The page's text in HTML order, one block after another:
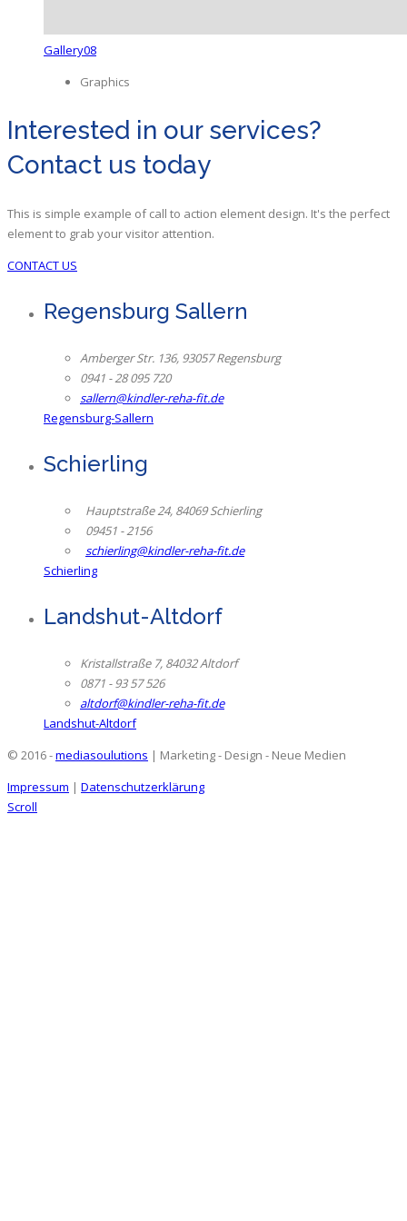
Gallery08
Graphics
Interested in our services?
Contact us today
This is simple example of call to action element design. It's the perfect
element to grab your visitor attention.
CONTACT US
Regensburg Sallern
Amberger Str. 136, 93057 Regensburg
0941 - 28 095 720
sallern@kindler-reha-fit.de
Regensburg-Sallern
Schierling
Hauptstraße 24, 84069 Schierling
09451 - 2156
schierling@kindler-reha-fit.de
Schierling
Landshut-Altdorf
Kristallstraße 7, 84032 Altdorf
0871 - 93 57 526
altdorf@kindler-reha-fit.de
Landshut-Altdorf
© 2016 -mediasoulutions | Marketing - Design - Neue Medien
Impressum | Datenschutzerklärung
Scroll